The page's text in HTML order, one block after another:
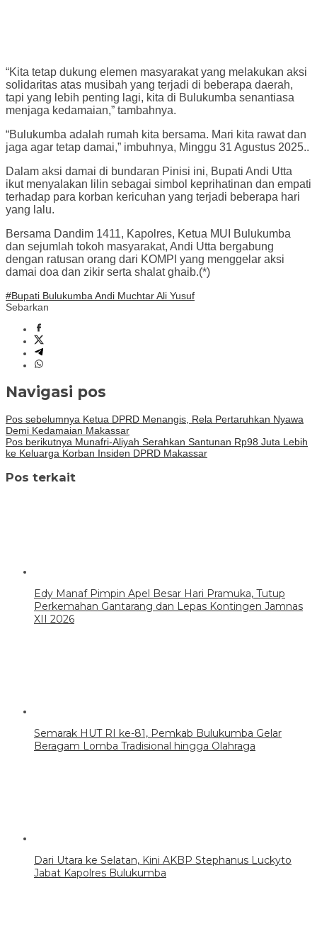
“Kita tetap dukung elemen masyarakat yang melakukan aksi
solidaritas atas musibah yang terjadi di beberapa daerah,
tapi yang lebih penting lagi, kita di Bulukumba senantiasa
menjaga kedamaian,” tambahnya.
“Bulukumba adalah rumah kita bersama. Mari kita rawat dan
jaga agar tetap damai,” imbuhnya, Minggu 31 Agustus 2025..
Dalam aksi damai di bundaran Pinisi ini, Bupati Andi Utta
ikut menyalakan lilin sebagai simbol keprihatinan dan empati
terhadap para korban kericuhan yang terjadi beberapa hari
yang lalu.
Bersama Dandim 1411, Kapolres, Ketua MUI Bulukumba
dan sejumlah tokoh masyarakat, Andi Utta bergabung
dengan ratusan orang dari KOMPI yang menggelar aksi
damai doa dan zikir serta shalat ghaib.(*)
#Bupati Bulukumba Andi Muchtar Ali Yusuf
Sebarkan
Navigasi pos
Pos sebelumnya Ketua DPRD Menangis, Rela Pertaruhkan Nyawa
Demi Kedamaian Makassar
Pos berikutnya Munafri-Aliyah Serahkan Santunan Rp98 Juta Lebih
ke Keluarga Korban Insiden DPRD Makassar
Pos terkait
Edy Manaf Pimpin Apel Besar Hari Pramuka, Tutup
Perkemahan Gantarang dan Lepas Kontingen Jamnas
XII 2026
Semarak HUT RI ke-81, Pemkab Bulukumba Gelar
Beragam Lomba Tradisional hingga Olahraga
Dari Utara ke Selatan, Kini AKBP Stephanus Luckyto
Jabat Kapolres Bulukumba